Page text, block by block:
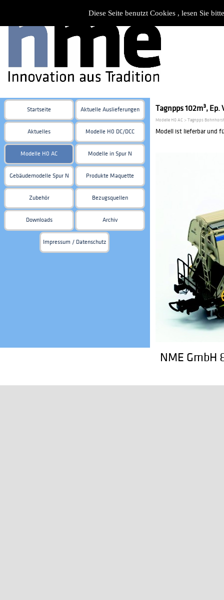
Diese Seite benutzt Cookies , lesen Sie
Startseite Aktuelle Auslieferungen
Aktuelles Modelle H0 DC/DCC
Modelle H0 AC Modelle in Spur N
Gebäudemodelle Spur N Produkte Maquette
Zubehör Bezugsquellen
Downloads Archiv
Impressum / Datenschutz
Tagnpps 102m³,
Modelle H0 AC > Tagnpps
Modell ist lieferbar und
NME GmbH